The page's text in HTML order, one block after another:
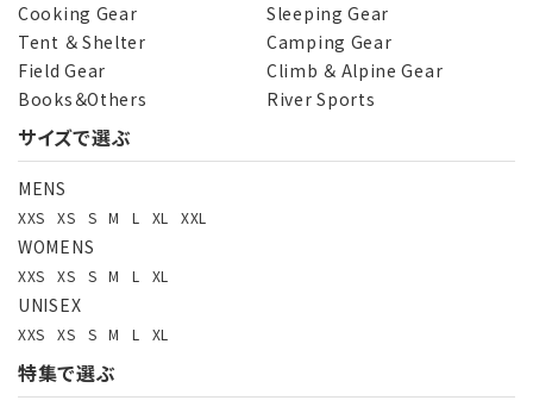
Cooking Gear
Sleeping Gear
Tent ＆ Shelter
Camping Gear
Field Gear
Climb ＆ Alpine Gear
Books＆Others
River Sports
サイズで選ぶ
MENS
XXS XS S M L XL XXL
WOMENS
XXS XS S M L XL
UNISEX
XXS XS S M L XL
特集で選ぶ